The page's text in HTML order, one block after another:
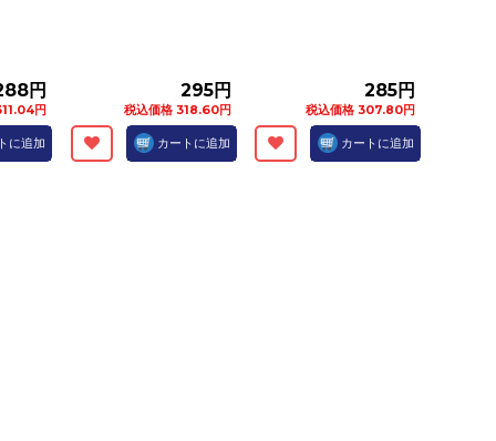
円
円
に追加
295円
税込価格 318.60円
カートに追加
285円
税込価格 307.80円
カートに追加